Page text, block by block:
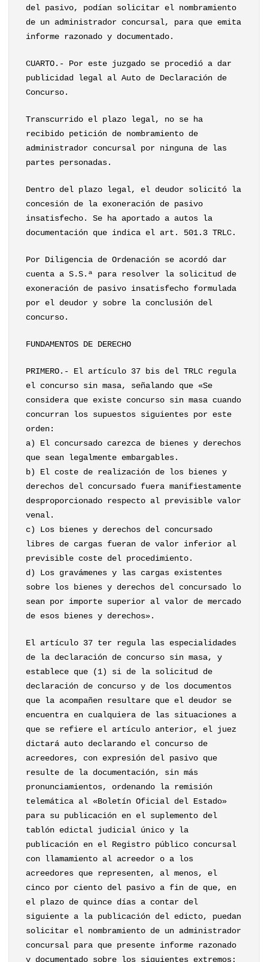
del pasivo, podían solicitar el nombramiento
de un administrador concursal, para que emita
informe razonado y documentado.
CUARTO.- Por este juzgado se procedió a dar
publicidad legal al Auto de Declaración de
Concurso.
Transcurrido el plazo legal, no se ha
recibido petición de nombramiento de
administrador concursal por ninguna de las
partes personadas.
Dentro del plazo legal, el deudor solicitó la
concesión de la exoneración de pasivo
insatisfecho. Se ha aportado a autos la
documentación que indica el art. 501.3 TRLC.
Por Diligencia de Ordenación se acordó dar
cuenta a S.S.ª para resolver la solicitud de
exoneración de pasivo insatisfecho formulada
por el deudor y sobre la conclusión del
concurso.
FUNDAMENTOS DE DERECHO
PRIMERO.- El artículo 37 bis del TRLC regula
el concurso sin masa, señalando que «Se
considera que existe concurso sin masa cuando
concurran los supuestos siguientes por este
orden:
a) El concursado carezca de bienes y derechos
que sean legalmente embargables.
b) El coste de realización de los bienes y
derechos del concursado fuera manifiestamente
desproporcionado respecto al previsible valor
venal.
c) Los bienes y derechos del concursado
libres de cargas fueran de valor inferior al
previsible coste del procedimiento.
d) Los gravámenes y las cargas existentes
sobre los bienes y derechos del concursado lo
sean por importe superior al valor de mercado
de esos bienes y derechos».
El artículo 37 ter regula las especialidades
de la declaración de concurso sin masa, y
establece que (1) si de la solicitud de
declaración de concurso y de los documentos
que la acompañen resultare que el deudor se
encuentra en cualquiera de las situaciones a
que se refiere el artículo anterior, el juez
dictará auto declarando el concurso de
acreedores, con expresión del pasivo que
resulte de la documentación, sin más
pronunciamientos, ordenando la remisión
telemática al «Boletín Oficial del Estado»
para su publicación en el suplemento del
tablón edictal judicial único y la
publicación en el Registro público concursal
con llamamiento al acreedor o a los
acreedores que representen, al menos, el
cinco por ciento del pasivo a fin de que, en
el plazo de quince días a contar del
siguiente a la publicación del edicto, puedan
solicitar el nombramiento de un administrador
concursal para que presente informe razonado
y documentado sobre los siguientes extremos: